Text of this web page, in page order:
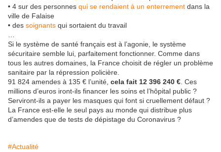
• 4 sur des personnes qui se rendaient à un enterrement dans la
ville de Falaise
• des soignants qui sortaient du travail
Si le système de santé français est à l’agonie, le système
sécuritaire semble lui, parfaitement fonctionner. Comme dans
tous les autres domaines, la France choisit de régler un problème
sanitaire par la répression policière.
91 824 amendes à 135 € l’unité, cela fait 12 396 240 € . Ces
millions d’euros iront-ils financer les soins et l’hôpital public ?
Serviront-ils a payer les masques qui font si cruellement défaut ?
La France est-elle le seul pays au monde qui distribue plus
d’amendes que de tests de dépistage du Coronavirus ?
#Actualité